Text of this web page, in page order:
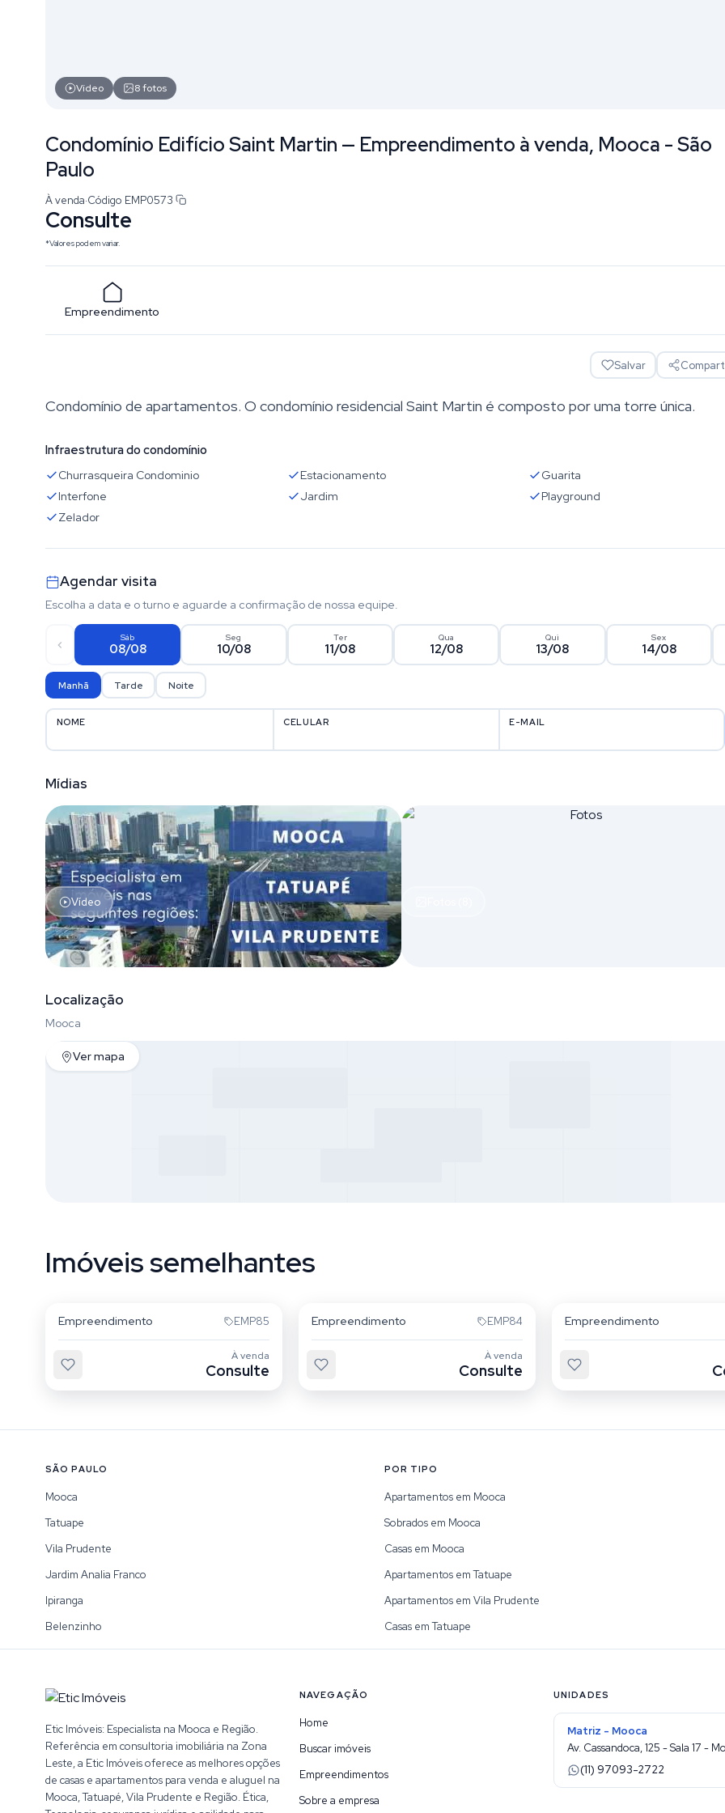
Vídeo 8fotos
Condomínio Edifício Saint Martin — Empreendimento à venda, Mooca - São
Paulo
À venda·Código EMP0573
Consulte
*Valores podem variar.
Empreendimento
Salvar
Condomínio de apartamentos. O condomínio residencial Saint Martin é composto por uma torre única.
Infraestrutura do condomínio
Churrasqueira Condominio Estacionamento
Guarita
Interfone
Jardim
Playground
Zelador
Agendar visita
Escolha a data e o turno e aguarde a confirmação de nossa equipe.
Sáb
08/08
Seg
10/08
Ter
11/08
Qua
12/08
Qui
13/08
Sex
14/08
Manhã Tarde Noite
NOME CELULAR E-MAIL
Mídias
Vídeo
Localização
Mooca
Ver mapa
Imóveis semelhantes
Empreendimento EMP85
À venda
Consulte
Empreendimento EMP84
À venda
Consulte
Empreendimento
SÃO PAULO
Mooca
Tatuape
Vila Prudente
Jardim Analia Franco
Ipiranga
Belenzinho
POR TIPO
Apartamentos em Mooca
Sobrados em Mooca
Casas em Mooca
Apartamentos em Tatuape
Apartamentos em Vila Prudente
Casas em Tatuape
Etic Imóveis: Especialista na Mooca e Região.
Referência em consultoria imobiliária na Zona
Leste, a Etic Imóveis oferece as melhores opções
de casas e apartamentos para venda e aluguel na
Mooca, Tatuapé, Vila Prudente e Região. Ética,
NAVEGAÇÃO
Home
Buscar imóveis
Empreendimentos
Sobre a empresa
UNIDADES
Matriz - Mooca
Av. Cassandoca, 125 - Sala 17 -
(11) 97093-2722